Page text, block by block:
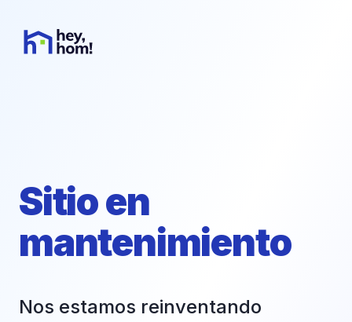
Sitio en
mantenimiento
Nos estamos reinventando